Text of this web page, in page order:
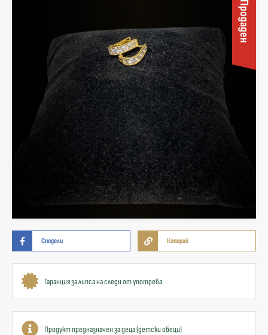
Продаден
Сподели Копирай
Гаранция за липса на следи от употреба
Продукт предназначен за деца (детски обеци)